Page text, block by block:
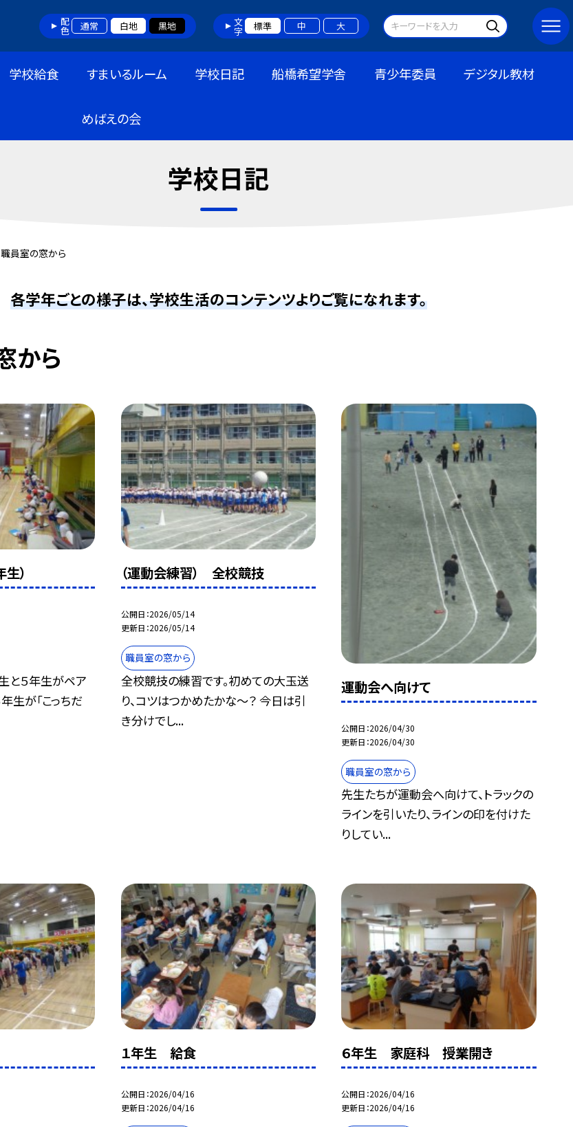
配色 通常 白地 黒地 文字 標準 中 大
学校給食 すまいるルーム 学校日記 船橋希望学舎 青少年委員 デジタル教材
めばえの会
学校日記
職員室の窓から
各学年ごとの様子は、学校生活のコンテンツよりご覧になれます。
から
）
と５年生がペア
生が「こっちだ
（運動会練習） 全校競技
公開日 2026/05/14
更新日 2026/05/14
職員室の窓から
全校競技の練習です。初めての大玉送
り、コツはつかめたかな～？ 今日は引
き分けでし...
運動会へ向けて
公開日 2026/04/30
更新日 2026/04/30
職員室の窓から
先生たちが運動会へ向けて、トラックの
ラインを引いたり、ラインの印を付けた
りしてい...
１年生 給食
公開日 2026/04/16
更新日 2026/04/16
６年生 家庭科 授業開き
公開日 2026/04/16
更新日 2026/04/16